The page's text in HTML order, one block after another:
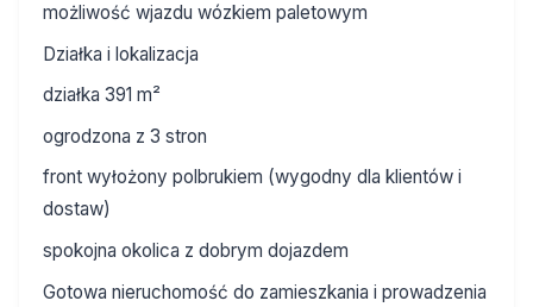
możliwość wjazdu wózkiem paletowym
Działka i lokalizacja
działka 391 m²
ogrodzona z 3 stron
front wyłożony polbrukiem (wygodny dla klientów i
dostaw)
spokojna okolica z dobrym dojazdem
Gotowa nieruchomość do zamieszkania i prowadzenia